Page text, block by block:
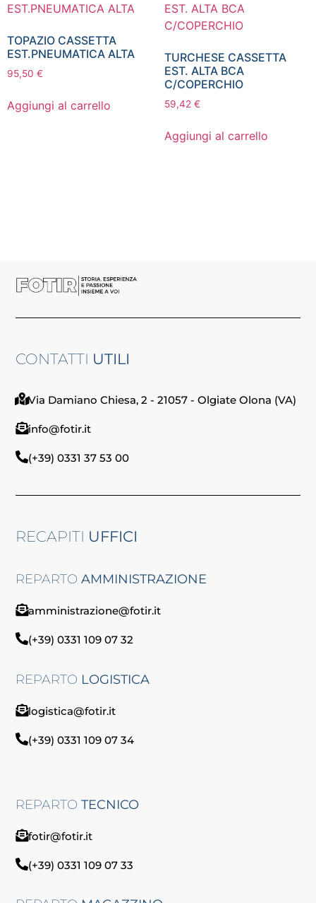
TOPAZIO CASSETTA
EST.PNEUMATICA ALTA
95,50 €
Aggiungi al carrello
TURCHESE CASSETTA
EST. ALTA BCA
C/COPERCHIO
59,42 €
Aggiungi al carrello
CONTATTI UTILI
Via Damiano Chiesa, 2 - 21057 - Olgiate Olona (VA)
info@fotir.it
(+39) 0331 37 53 00
RECAPITI UFFICI
REPARTOAMMINISTRAZIONE
amministrazione@fotir.it
(+39) 0331 109 07 32
REPARTO LOGISTICA
logistica@fotir.it
(+39) 0331 109 07 34
REPARTOTECNICO
fotir@fotir.it
(+39) 0331 109 07 33